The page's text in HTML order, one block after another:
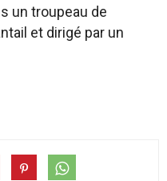
un troupeau de
et dirigé par un